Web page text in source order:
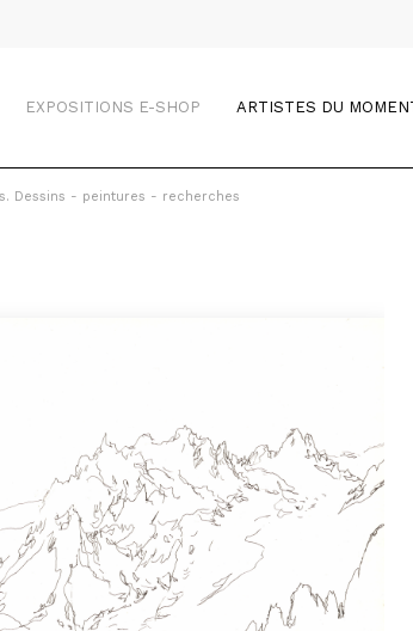
EXPOSITIONS E-SHOP ARTISTES DU
Dessins - peintures - recherches